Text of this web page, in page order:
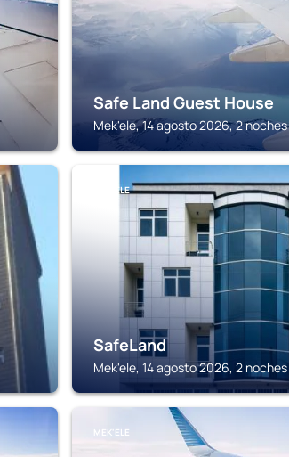
Safe Land Guest House
Mek'ele, 14 agosto 2026, 2 noches
MEK'ELE
SafeLand
Mek'ele, 14 agosto 2026, 2 noches
MEK'ELE